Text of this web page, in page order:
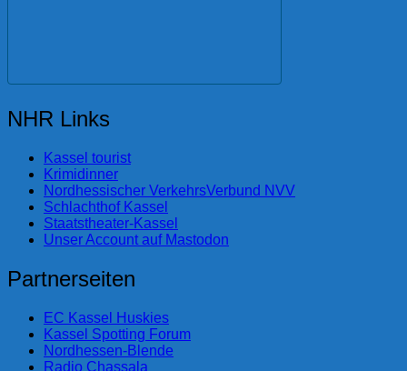
NHR Links
Kassel tourist
Krimidinner
Nordhessischer VerkehrsVerbund NVV
Schlachthof Kassel
Staatstheater-Kassel
Unser Account auf Mastodon
Partnerseiten
EC Kassel Huskies
Kassel Spotting Forum
Nordhessen-Blende
Radio Chassala